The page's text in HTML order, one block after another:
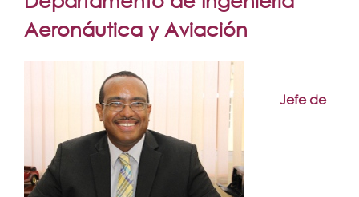
Secretarías
Investigación+D+i
aquíAeronáutica y Aviación
Jefe de